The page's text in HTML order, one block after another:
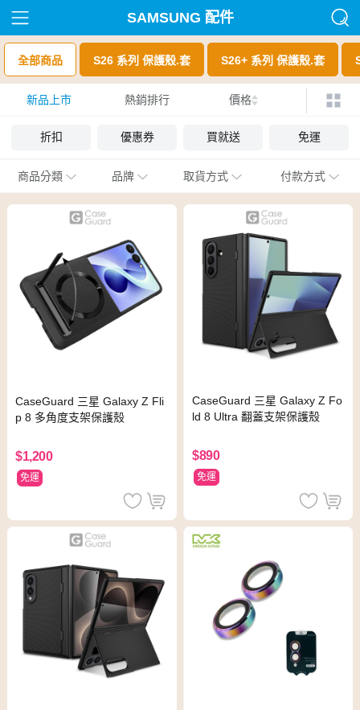
SAMSUNG 配件
全部商品 S26 系列 保護殼.套 S26+ 系列 保護殼.套
新品上市 熱銷排行 價格
折扣 優惠券 買就送 免運
商品分類 品牌 取貨方式 付款方式
CaseGuard 三星 Galaxy Z Fli
p 8 多角度支架保護殼
$1,200
免運
CaseGuard 三星 Galaxy Z Fo
ld 8 Ultra 翻蓋支架保護殼
$890
免運